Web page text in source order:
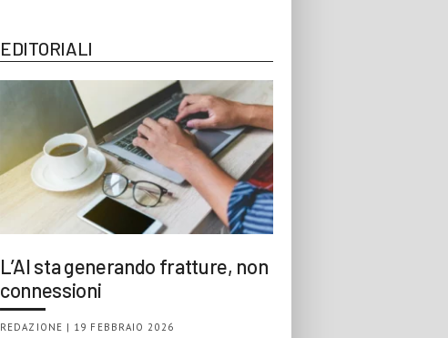
EDITORIALI
L’AI sta generando fratture, non
connessioni
REDAZIONE | 19 FEBBRAIO 2026